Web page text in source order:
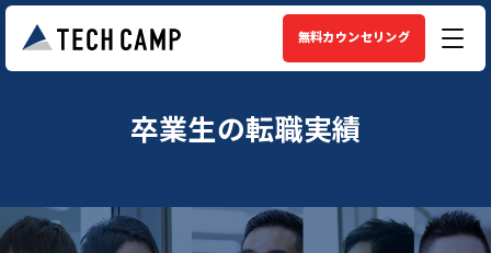
無料カウンセリング
卒業生の転職実績